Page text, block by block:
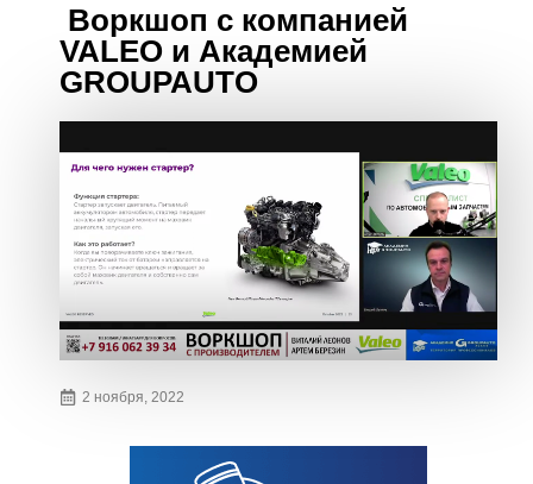
Воркшоп с компанией
VALEO и Академией
GROUPAUTO
2 ноября, 2022